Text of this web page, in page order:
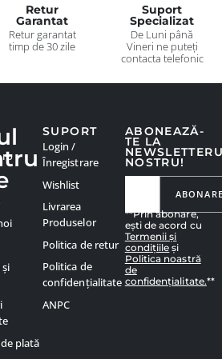
Retur
Garantat
Retur garantat
timp de 30 zile
Suport
Specializat
De Luni până
Vineri ne puteți
contacta telefonic
ABONEAZĂ-
TE LA
NOSTRU!
**Prin abonare,
ești de acord cu
Termenii și
condițiile și
Politica noastră
de
confidențialitate.**
plată
SUPORT
Login /
Înregistrare
Wishlist
Livrarea
Produselor
Politica de retur
Politica de
confidențialitate
ANPC